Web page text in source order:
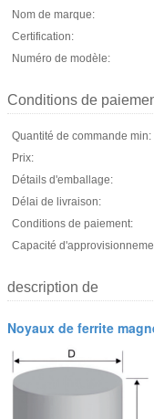
Nom de marque:
Certification:
Numéro de modèle:
Conditions de
Quantité de commande min:
Prix:
Détails d'emballage:
Délai de livraison:
Conditions de paiement:
Capacité
description de
Noyaux de ferrite